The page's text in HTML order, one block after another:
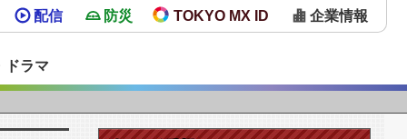
ドラマ
配信 防災 TOKYO MX ID 企業情報